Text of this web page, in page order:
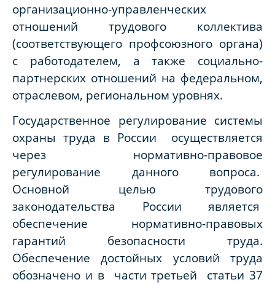
организационно-управленческих
отношений трудового коллектива
(соответствующего профсоюзного органа)
с работодателем, а также социально-
партнерских отношений на федеральном,
отраслевом, региональном уровнях.
Государственное регулирование системы
охраны труда в России осуществляется
через нормативно-правовое
регулирование данного вопроса.
Основной целью трудового
законодательства России является
обеспечение нормативно-правовых
гарантий безопасности труда.
Обеспечение достойных условий труда
обозначено и в части третьей статьи 37